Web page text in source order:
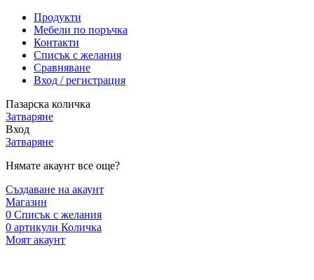
Продукти
Мебели по поръчка
Контакти
Списък с желания
Сравняване
Вход / регистрация
Пазарска количка
Затваряне
Вход
Затваряне
Нямате акаунт все още?
Създаване на акаунт
Магазин
0 Списък с желания
0 артикули Количка
Моят акаунт